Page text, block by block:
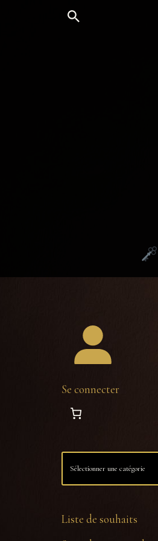
Se connecter
Liste de souhaits